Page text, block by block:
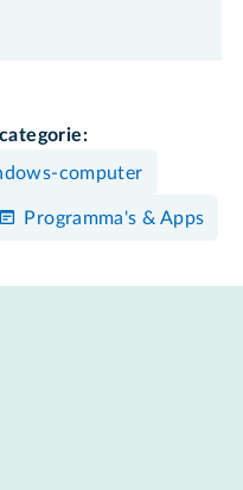
computer
Programma's & Apps